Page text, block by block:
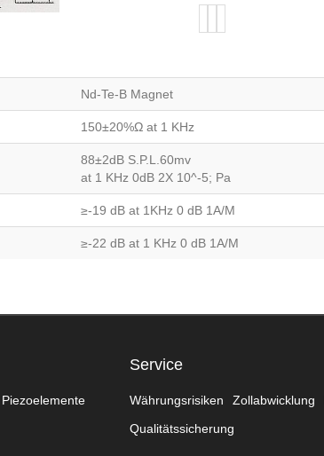
Nd-Te-B Magnet
150±20%Ω at 1 KHz
88±2dB S.P.L.60mv
at 1 KHz 0dB 2X 10^-5; Pa
≥-19 dB at 1KHz 0 dB 1A/M
≥-22 dB at 1 KHz 0 dB 1A/M
Piezoelemente
Service
Währungsrisiken Zollabwicklung
Qualitätssicherung